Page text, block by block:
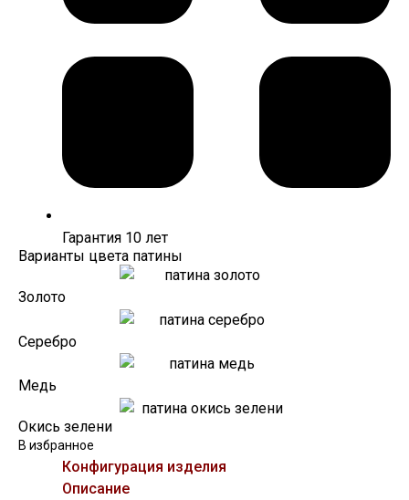
Гарантия 10 лет
Варианты цвета патины
Золото
Серебро
Медь
Окись зелени
В избранное
Конфигурация изделия
Описание